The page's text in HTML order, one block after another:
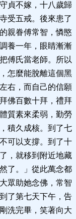
貞不嫁，十八歲歸
受五戒。後來患了
親眷傅常智，憐愍
養一年，眼睛漸漸
傅氏當老師。所以
怎麼能脫離這個黑
右，而自己的信願
佛百數十拜，禮拜
質素來柔弱，勤勞
積久成核。到了七
可以支撐。到了十
，就移到附近地藏
了。」從此萬念都
眾助她念佛，常智
了第七天下午，告
洗完畢，笑著向大